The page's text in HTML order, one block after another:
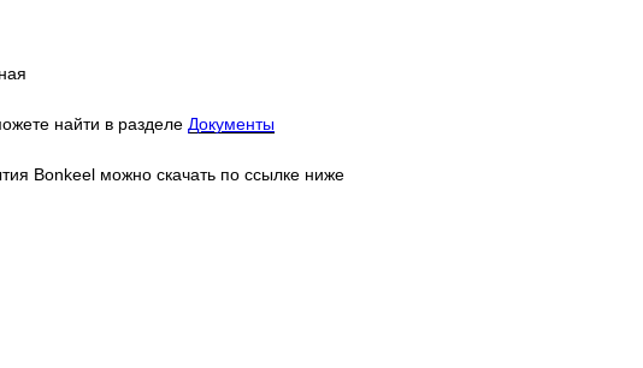
найти в разделе Документы
Bonkeel можно скачать по ссылке ниже